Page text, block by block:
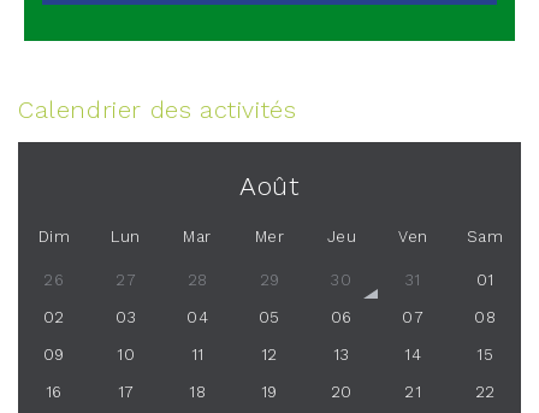
Calendrier des activités
Août
Dim Lun Mar Mer Jeu Ven Sam
26 27 28 29 30 31 01
02 03 04 05 06 07 08
09 10 11 12 13 14 15
16 17 18 19 20 21 22